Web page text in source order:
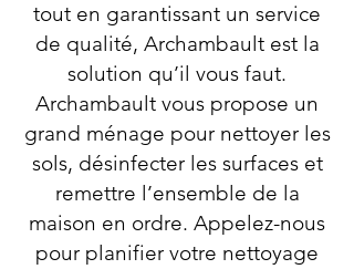
tout en garantissant un service
de qualité, Archambault est la
solution qu’il vous faut.
Archambault vous propose un
grand ménage pour nettoyer les
sols, désinfecter les surfaces et
remettre l’ensemble de la
maison en ordre. Appelez-nous
pour planifier votre nettoyage